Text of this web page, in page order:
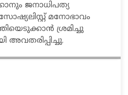
ജനാധിപത്യ
മനോഭാവം
ശ്രമിച്ചു
അവതരിപ്പിച്ചു.